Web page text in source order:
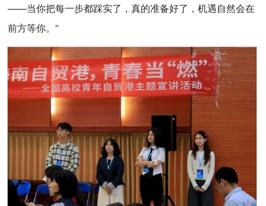
——当你把每一步都踩实了，真的准备好了，机遇自然会在
前方等你。”